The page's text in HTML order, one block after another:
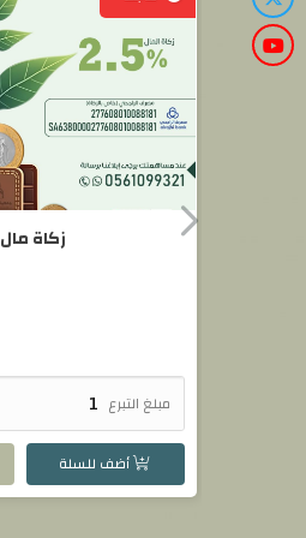
زكاة مال
مبلغ التبرع
أضف للسلة